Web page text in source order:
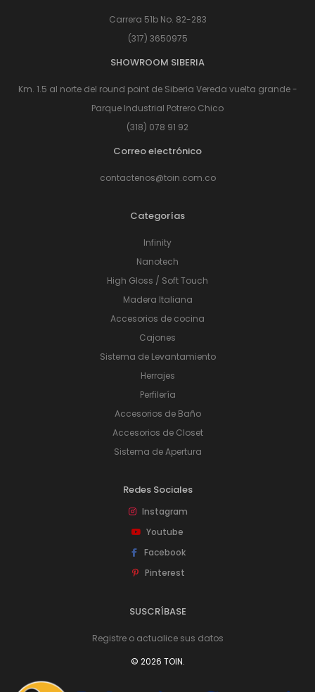
Carrera 51b No. 82-283
(317) 3650975
SHOWROOM SIBERIA
Km. 1.5 al norte del round point de Siberia Vereda vuelta grande -
Parque Industrial Potrero Chico
(318) 078 91 92
Correo electrónico
contactenos@toin.com.co
Categorías
Infinity
Nanotech
High Gloss / Soft Touch
Madera Italiana
Accesorios de cocina
Cajones
Sistema de Levantamiento
Herrajes
Perfilería
Accesorios de Baño
Accesorios de Closet
Sistema de Apertura
Redes Sociales
Instagram
Youtube
Facebook
Pinterest
SUSCRÍBASE
Registre o actualice sus datos
© 2026 TOIN.